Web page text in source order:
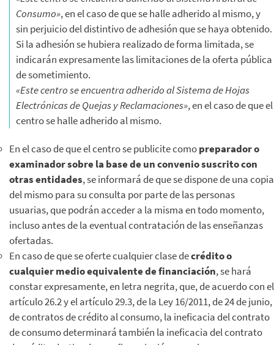
Consumo», en el caso de que se halle adherido al mismo, y
sin perjuicio del distintivo de adhesión que se haya obtenido.
Si la adhesión se hubiera realizado de forma limitada, se
indicarán expresamente las limitaciones de la oferta pública
de sometimiento.
«Este centro se encuentra adherido al Sistema de Hojas
Electrónicas de Quejas y Reclamaciones», en el caso de que el
centro se halle adherido al mismo.
En el caso de que el centro se publicite comopreparador o
examinador sobre la base de un convenio suscrito con
otras entidades, se informará de que se dispone de una copia
del mismo para su consulta por parte de las personas
usuarias, que podrán acceder a la misma en todo momento,
incluso antes de la eventual contratación de las enseñanzas
ofertadas.
En caso de que se oferte cualquier clase decrédito o
cualquier medio equivalente de financiación, se hará
constar expresamente, en letra negrita, que, de acuerdo con el
artículo 26.2 y el artículo 29.3, de la Ley 16/2011, de 24 de junio,
de contratos de crédito al consumo, la ineficacia del contrato
de consumo determinará también la ineficacia del contrato